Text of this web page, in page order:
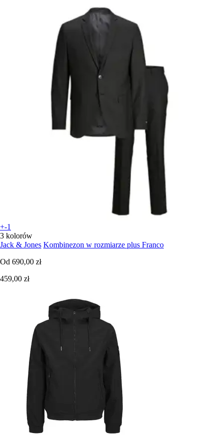
+-1
3 kolorów
Jack & Jones Kombinezon w rozmiarze plus Franco
Od 690,00 zł
459,00 zł